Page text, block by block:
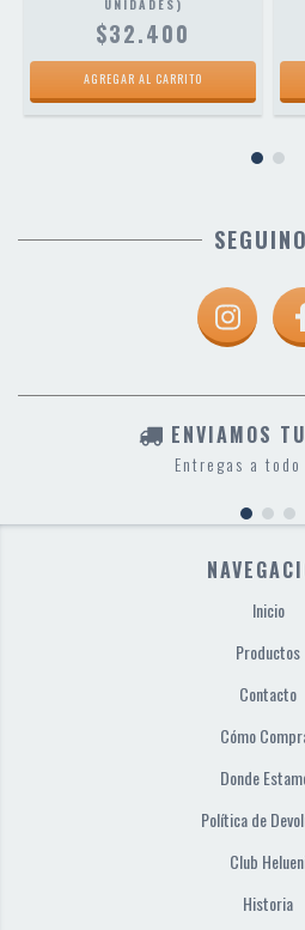
UNIDADES)
$32.400
ENVIAMOS
Entregas a
Inicio
Productos
Contacto
Cómo
Donde
Política de
Club
Historia